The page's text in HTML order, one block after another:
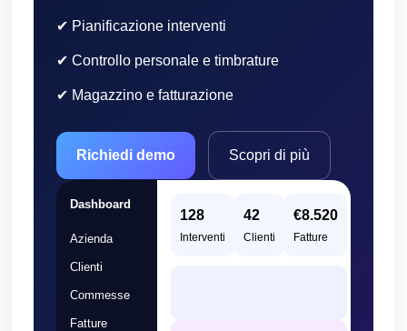
✔ Pianificazione interventi
✔ Controllo personale e timbrature
✔ Magazzino e fatturazione
Richiedi demo Scopri di più
Dashboard
Azienda
Clienti
Commesse
Fatture
128
Interventi
42
Clienti
€8.520
Fatture